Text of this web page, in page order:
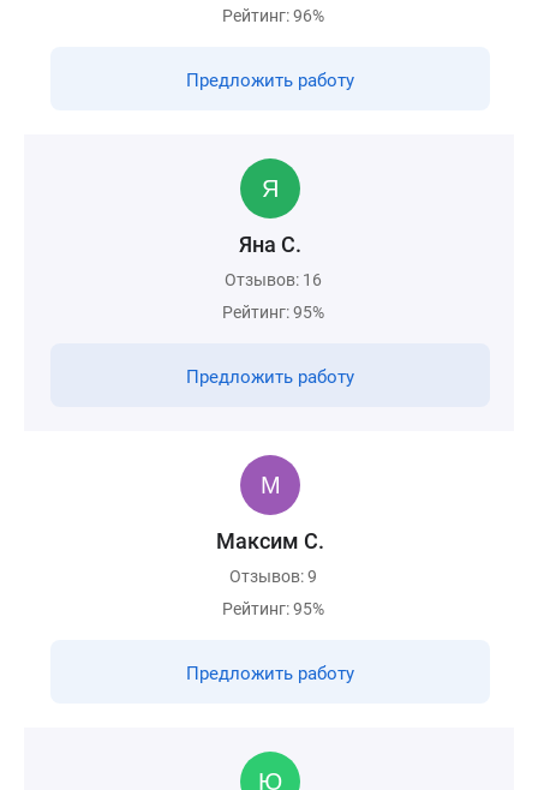
Рейтинг: 96%
Предложить работу
Яна С.
Отзывов: 16
Рейтинг: 95%
Предложить работу
Максим С.
Отзывов: 9
Рейтинг: 95%
Предложить работу